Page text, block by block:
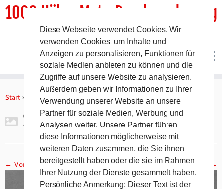
Inhalt
1000 HöhenMeterRundwanderweg
DER Rundwanderweg um Pommelsbrunn
Start » Gipfelbuch Ruine Lichtenstein » 2017-11-05 19.17.26
2017-11-05 19.17.26
← Vorheriges Nächstes →
Diese Webseite verwendet Cookies. Wir
verwenden Cookies, um Inhalte und
Anzeigen zu personalisieren, Funktionen für
soziale Medien anbieten zu können und die
Zugriffe auf unsere Website zu analysieren.
Außerdem geben wir Informationen zu Ihrer
Verwendung unserer Website an unsere
Partner für soziale Medien, Werbung und
Analysen weiter. Unsere Partner führen
diese Informationen möglicherweise mit
weiteren Daten zusammen, die Sie ihnen
bereitgestellt haben oder die sie im Rahmen
Ihrer Nutzung der Dienste gesammelt haben.
Persönliche Anmerkung: Dieser Text ist der